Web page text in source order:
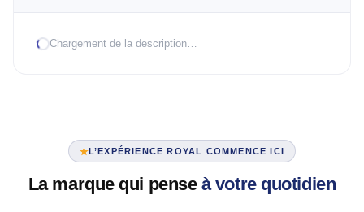
Chargement de la description…
L’EXPÉRIENCE ROYAL COMMENCE ICI
La marque qui pense à votre quotidien